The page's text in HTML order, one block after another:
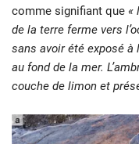
comme signifiant que «
de la terre ferme vers
sans avoir été exposé à
au fond de la mer.
couche de limon et